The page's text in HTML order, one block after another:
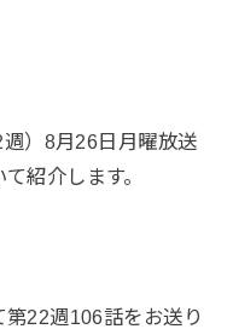
）8月26日月曜放送
紹介します。
第22週106話をお送り